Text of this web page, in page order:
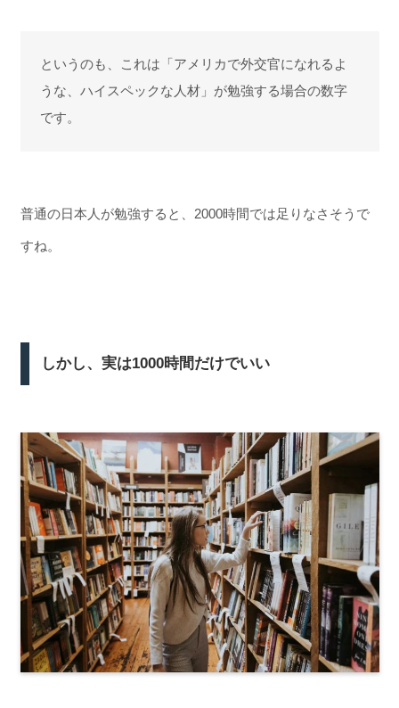
というのも、これは「アメリカで外交官になれるよ
うな、ハイスペックな人材」が勉強する場合の数字
です。
普通の日本人が勉強すると、2000時間では足りなさそうで
すね。
しかし、実は1000時間だけでいい